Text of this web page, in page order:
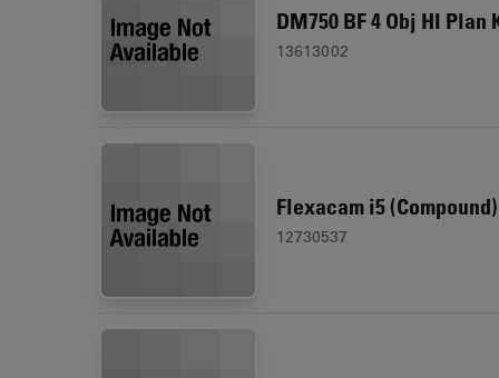
DM750 BF 4 Obj HI Plan
13613002
Flexacam i5 (Compound)
12730537